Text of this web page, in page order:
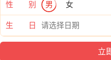
性 别 男 女
生 日